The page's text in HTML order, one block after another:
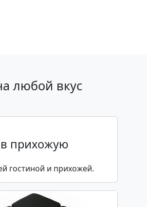
любой вкус
прихожую
гостиной и прихожей.